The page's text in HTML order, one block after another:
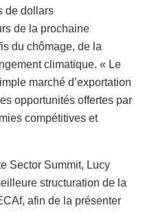
de dollars
de la prochaine
du chômage, de la
climatique. « Le
marché d’exportation
opportunités offertes par
compétitives et
Sector Summit, Lucy
structuration de la
afin de la présenter